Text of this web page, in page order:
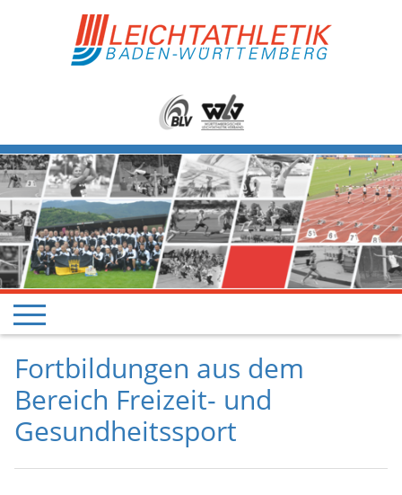
Fortbildungen aus dem
Bereich Freizeit- und
Gesundheitssport